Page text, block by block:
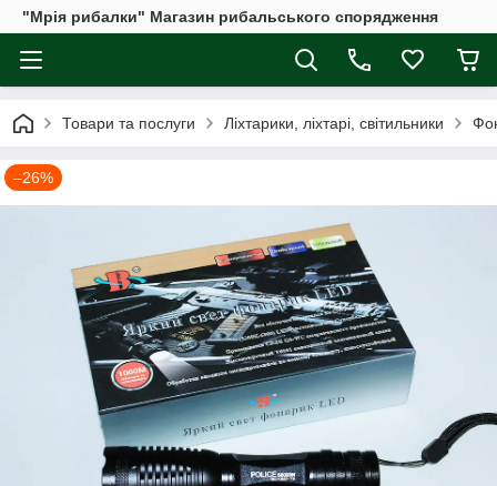
"Мрія рибалки" Магазин рибальського спорядження
Товари та послуги Ліхтарики, ліхтарі, світильники
–26%